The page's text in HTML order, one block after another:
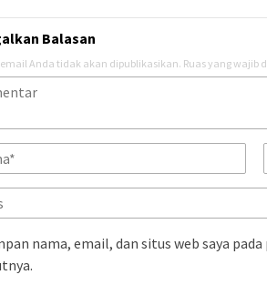
Balasan
Anda tidak akan dipublikasikan. Ruas yang wajib
nama, email, dan situs web saya